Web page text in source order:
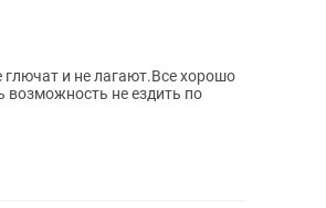
и не лагают.Все хорошо
возможность не ездить по